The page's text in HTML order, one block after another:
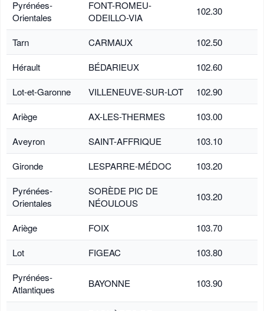
Pyrénées-
Orientales
FONT-ROMEU-
ODEILLO-VIA
102.30
Tarn CARMAUX
102.50
Hérault
BÉDARIEUX
102.60
Lot-et-Garonne
VILLENEUVE-SUR-LOT
102.90
Ariège
AX-LES-THERMES
103.00
Aveyron
SAINT-AFFRIQUE
103.10
Gironde
LESPARRE-MÉDOC
103.20
Pyrénées-
Orientales
SORÈDE PIC DE
NÉOULOUS
103.20
Ariège FOIX
103.70
Lot
FIGEAC
103.80
Pyrénées-
Atlantiques
BAYONNE 103.90